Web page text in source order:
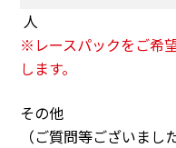
人
※レースパックをご希
します。
その他
（ご質問等ございまし